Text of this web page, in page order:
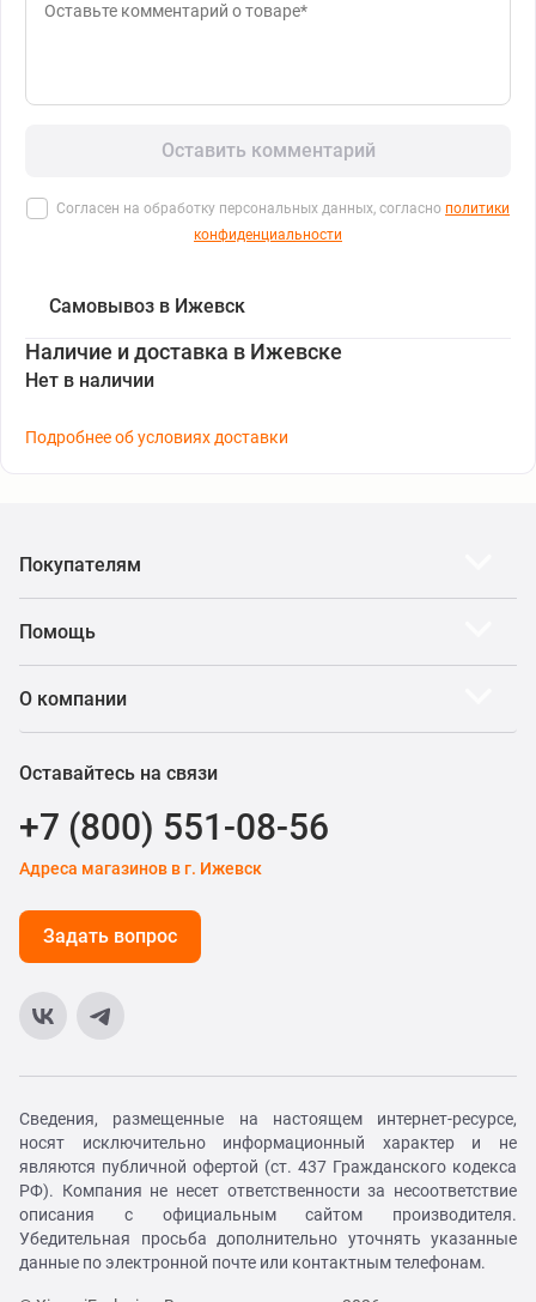
Оставить комментарий
Согласен на обработку персональных данных, согласно политики
конфиденциальности
Самовывоз в Ижевск
Наличие и доставка в Ижевске
Нет в наличии
Подробнее об условиях доставки
Покупателям
Помощь
О компании
Оставайтесь на связи
+7 (800) 551-08-56
Адреса магазинов в г. Ижевск
Задать вопрос
Сведения, размещенные на настоящем интернет-ресурсе,
носят исключительно информационный характер и не
являются публичной офертой (ст. 437 Гражданского кодекса
РФ). Компания не несет ответственности за несоответствие
описания с официальным сайтом производителя.
Убедительная просьба дополнительно уточнять указанные
данные по электронной почте или контактным телефонам.